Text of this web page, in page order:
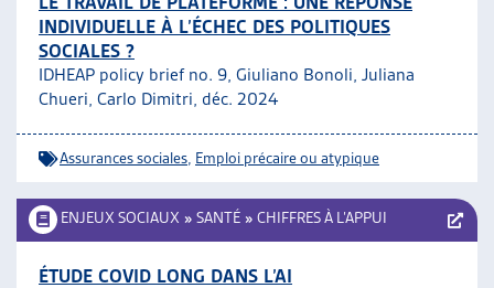
INDIVIDUELLE À L’ÉCHEC DES POLITIQUES
SOCIALES ?
IDHEAP policy brief no. 9, Giuliano Bonoli, Juliana
Chueri, Carlo Dimitri, déc. 2024
Assurances sociales Emploi précaire ou atypique
ENJEUX SOCIAUX » SANTÉ » CHIFFRES À L’APPUI
ÉTUDE COVID LONG DANS L’AI